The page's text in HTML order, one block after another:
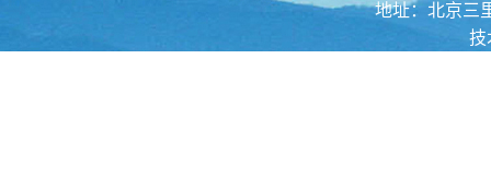
地址：北京三
技